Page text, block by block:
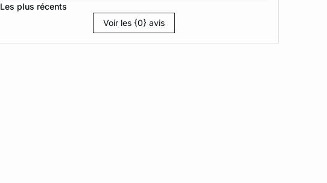
Les plus récents
Voir les {0} avis